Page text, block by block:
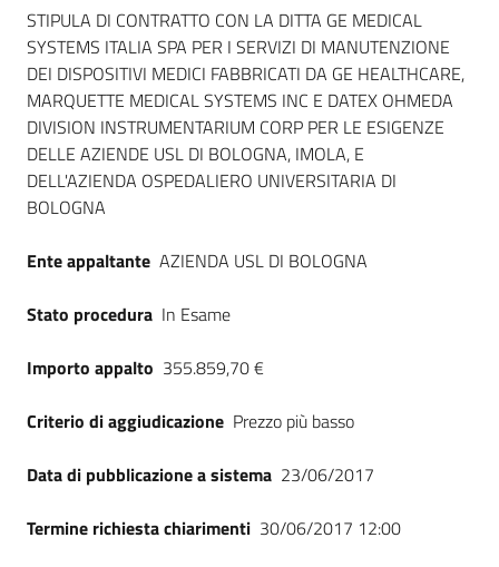
telematiche
English
Seguici
Dati del bando
STIPULA DI CONTRATTO CON LA DITTA GE MEDICAL
SYSTEMS ITALIA SPA PER I SERVIZI DI MANUTENZIONE
DEI DISPOSITIVI MEDICI FABBRICATI DA GE HEALTHCARE,
MARQUETTE MEDICAL SYSTEMS INC E DATEX OHMEDA
DIVISION INSTRUMENTARIUM CORP PER LE ESIGENZE
DELLE AZIENDE USL DI BOLOGNA, IMOLA, E
DELL'AZIENDA OSPEDALIERO UNIVERSITARIA DI
BOLOGNA
Ente appaltante AZIENDA USL DI BOLOGNA
Stato procedura In Esame
Importo appalto 355.859,70 €
Criterio di aggiudicazione Prezzo più basso
Data di pubblicazione a sistema 23/06/2017
Termine richiesta chiarimenti 30/06/2017 12:00